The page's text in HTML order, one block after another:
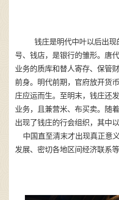
钱庄是明代中叶以后出
号、钱店，是银行的雏形。唐
业务的质库和替人寄存、保管
前身。明代前期，官府放开货
庄应运而生。 至明末，钱庄还
业务，且兼营米、布买卖。随
出现了钱庄的行会组织，其中
中国直至清末才出现真正意
发展、密切各地区间经济联系